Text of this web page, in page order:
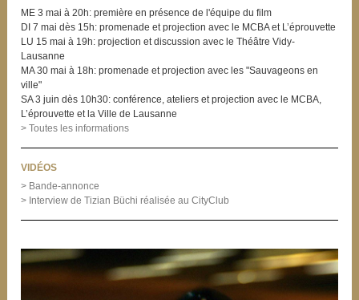
ME 3 mai à 20h: première en présence de l'équipe du film
DI 7 mai dès 15h: promenade et projection avec le MCBA et L’éprouvette
LU 15 mai à 19h: projection et discussion avec le Théâtre Vidy-
Lausanne
MA 30 mai à 18h: promenade et projection avec les "Sauvageons en
ville"
SA 3 juin dès 10h30: conférence, ateliers et projection avec le MCBA,
L’éprouvette et la Ville de Lausanne
> Toutes les informations
VIDÉOS
> Bande-annonce
> Interview de Tizian Büchi réalisée au CityClub